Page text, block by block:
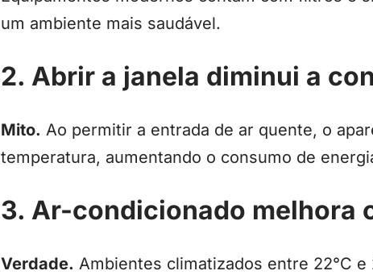
um ambiente mais saudável.
2. Abrir a janela diminui a
Mito. Ao permitir a entrada de ar quente, o
temperatura, aumentando o consumo de
3. Ar-condicionado melhora
Verdade. Ambientes climatizados entre 22°C